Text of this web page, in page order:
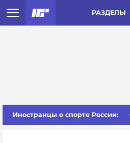
РАЗДЕЛЫ
Иностранцы о спорте России: